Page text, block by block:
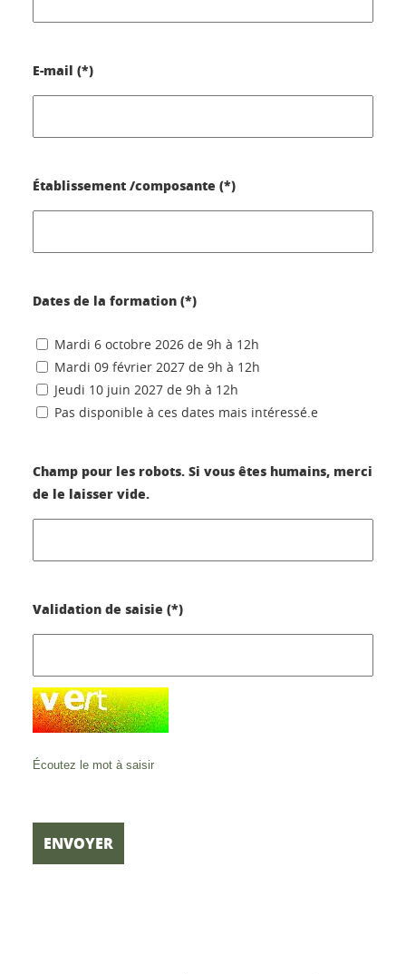
E-mail (*)
Établissement /composante (*)
Dates de la formation (*)
Mardi 6 octobre 2026 de 9h à 12h
Mardi 09 février 2027 de 9h à 12h
Jeudi 10 juin 2027 de 9h à 12h
Pas disponible à ces dates mais intéressé.e
Champ pour les robots. Si vous êtes humains, merci
de le laisser vide.
Validation de saisie (*)
Écoutez le mot à saisir